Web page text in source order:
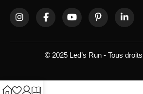
© 2025 Led’s Run - Tous